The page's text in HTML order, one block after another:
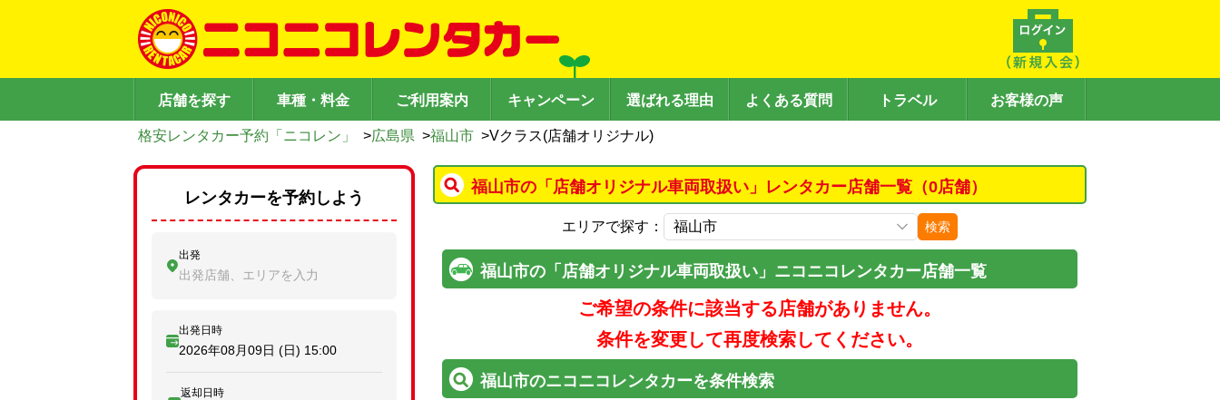
店舗を探す 車種・料金 ご利用案内 キャンペーン 選ばれる理由 よくある質問 トラベル お客様の声
格安レンタカー予約「ニコレン」 >広島県 >福山市 >Vクラス(店舗オリジナル)
福山市の「店舗オリジナル車両取扱い」レンタカー店舗一覧（0店舗）
エリアで探す： 検索
福山市の「店舗オリジナル車両取扱い」ニコニコレンタカー店舗一覧
ご希望の条件に該当する店舗がありません。
条件を変更して再度検索してください。
福山市のニコニコレンタカーを条件検索
レンタカーを予約しよう
出発
出発店舗、エリアを入力
出発日時
2026年08月09日 (日) 15:00
返却日時